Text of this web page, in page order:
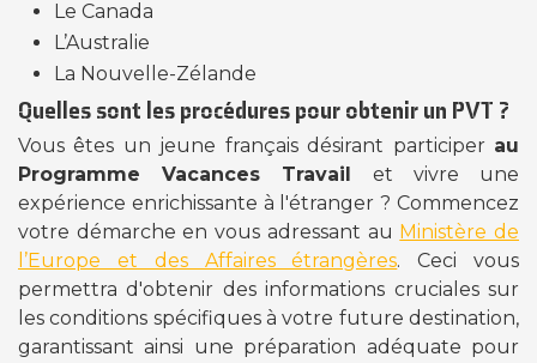
Le Canada
L’Australie
La Nouvelle-Zélande
Quelles sont les procédures pour obtenir un PVT ?
Vous êtes un jeune français désirant participer au
Programme Vacances Travail
et vivre une
expérience enrichissante à l'étranger ? Commencez
votre démarche en vous adressant au Ministère de
l’Europe et des Affaires étrangères. Ceci vous
permettra d'obtenir des informations cruciales sur
les conditions spécifiques à votre future destination,
garantissant ainsi une préparation adéquate pour